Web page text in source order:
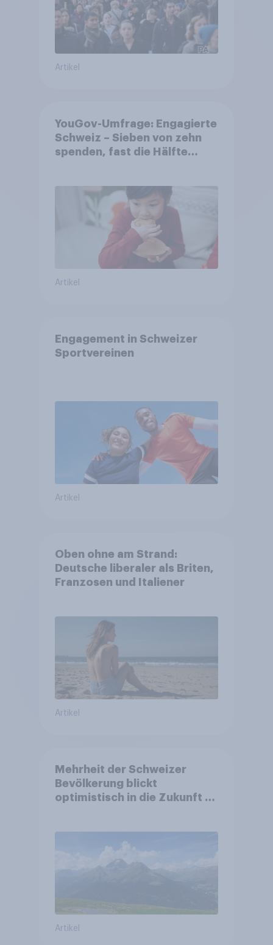
Artikel
YouGov-Umfrage: Engagierte
Schweiz – Sieben von zehn
spenden, fast die Hälfte
Artikel
Engagement in Schweizer
Sportvereinen
Artikel
Oben ohne am Strand:
Deutsche liberaler als Briten,
Franzosen und Italiener
Artikel
Mehrheit der Schweizer
Bevölkerung blickt
optimistisch in die Zukunft –
Altersvorsorge
Artikel